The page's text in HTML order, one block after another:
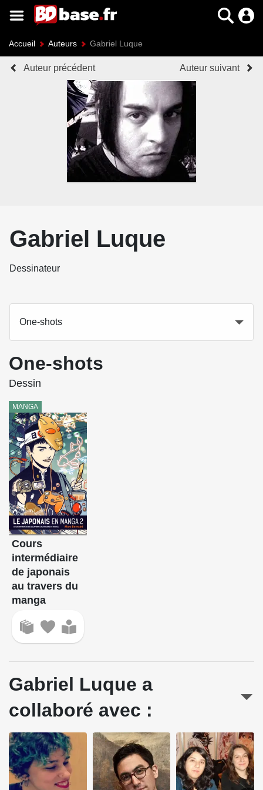
Accueil Auteurs Gabriel Luque
Auteur précédent Auteur suivant
Gabriel Luque
Dessinateur
One-shots
One-shots
Dessin
MANGA
Cours
intermédiaire
de japonais
au travers du
manga
Gabriel Luque a
collaboré avec :